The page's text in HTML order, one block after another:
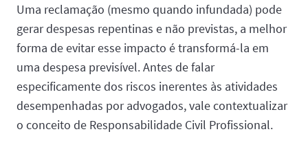
Uma reclamação (mesmo quando infundada) pode
gerar despesas repentinas e não previstas, a melhor
forma de evitar esse impacto é transformá-la em
uma despesa previsível. Antes de falar
especificamente dos riscos inerentes às atividades
desempenhadas por advogados, vale contextualizar
o conceito de Responsabilidade Civil Profissional.